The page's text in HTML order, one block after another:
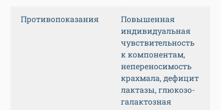
Противопоказания
Повышенная
индивидуальная
чувствительность
к компонентам,
непереносимость
крахмала, дефицит
лактазы, глюкозо-
галактозная